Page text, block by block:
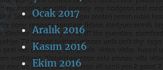
Ocak 2017
Aralık 2016
Kasım 2016
Ekim 2016